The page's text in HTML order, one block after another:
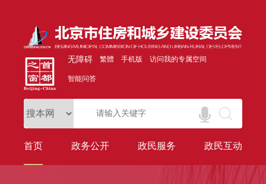
无障碍 繁體 手机版 访问我的专属空间
智能问答
首页 政务公开 政民服务 政民互动